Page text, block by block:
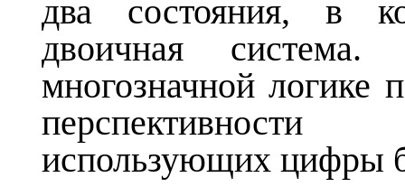
два состояния, в
двоичная
многозначной логике
использующих цифры